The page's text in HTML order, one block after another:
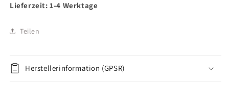
Lieferzeit: 1-4 Werktage
Teilen
Herstellerinformation (GPSR)